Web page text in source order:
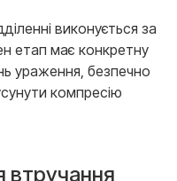
виконується за
етап має конкретну
ураження, безпечно
компресію
втручання